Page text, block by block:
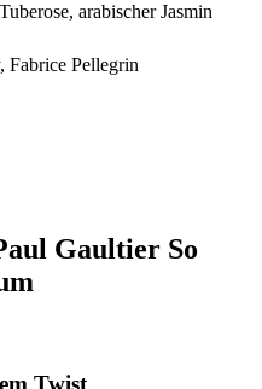
arabischer Jasmin
Fabrice Pellegrin
Gaultier So
Twist